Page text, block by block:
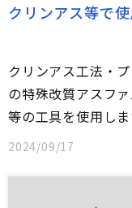
クリンアス等で
クリンアス工法・
の特殊改質アスフ
等の工具を使用し
2024/09/17